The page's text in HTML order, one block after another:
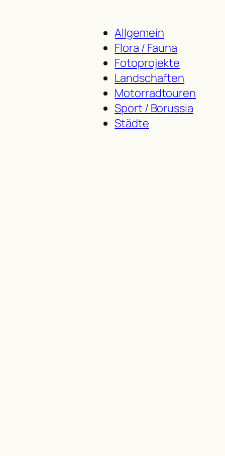
Allgemein
Flora / Fauna
Fotoprojekte
Landschaften
Motorradtouren
Sport / Borussia
Städte